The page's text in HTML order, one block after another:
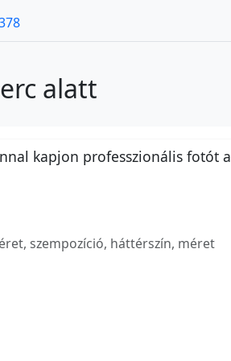
alatt
kapjon professzionális fotót a
szempozíció, háttérszín, méret